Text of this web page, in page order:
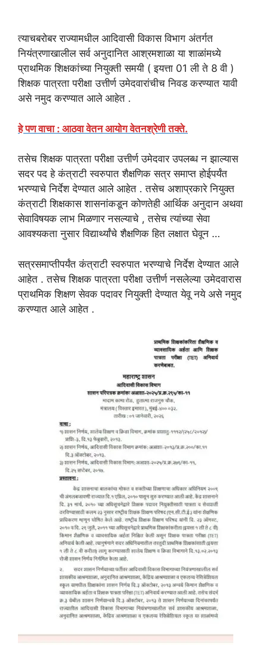
त्याचबरोबर राज्यामधील आदिवासी विकास विभाग अंतर्गत
नियंत्रणाखालील सर्व अनुदानित आश्रमशाळा या शाळांमध्ये
प्राथमिक शिक्षकांच्या नियुक्ती समयी ( इयत्ता 01 ली ते 8 वी )
शिक्षक पात्रता परीक्षा उत्तीर्ण उमेदवारांचीच निवड करण्यात यावी
असे नमुद करण्यात आले आहेत .
हे पण वाचा : आठवा वेतन आयोग वेतनश्रेणी तक्ते.
तसेच शिक्षक पात्रता परीक्षा उत्तीर्ण उमेदवार उपलब्ध न झाल्यास
सदर पद हे कंत्राटी स्वरुपात शैक्षणिक सत्र समाप्त होईपर्यंत
भरण्याचे निर्देश देण्यात आले आहेत . तसेच अशाप्रकारे नियुक्त
कंत्राटी शिक्षकास शासनांकडून कोणतेही आर्थिक अनुदान अथवा
सेवाविषयक लाभ मिळणार नसल्याचे , तसेच त्यांच्या सेवा
आवश्यकता नुसार विद्यार्थ्यांचे शैक्षणिक हित लक्षात घेवून …
सत्रसमाप्तीपर्यंत कंत्राटी स्वरुपात भरण्याचे निर्देश देण्यात आले
आहेत . तसेच शिक्षक पात्रता परीक्षा उत्तीर्ण नसलेल्या उमेदवारास
प्राथमिक शिक्षण सेवक पदावर नियुक्ती देण्यात येवू नये असे नमुद
करण्यात आले आहेत .